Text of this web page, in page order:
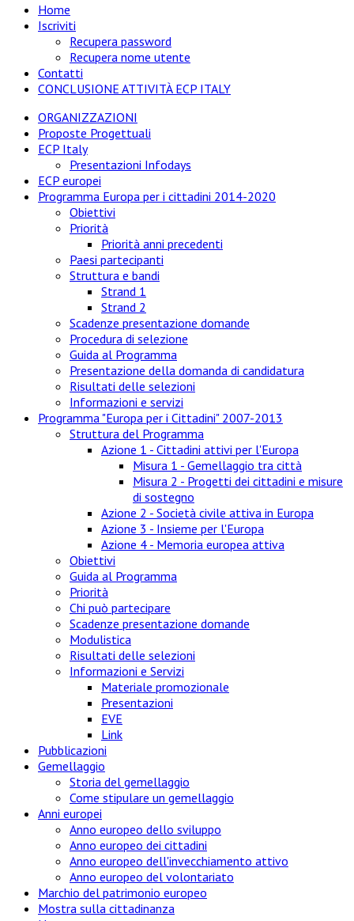
Home
Iscriviti
Recupera password
Recupera nome utente
Contatti
CONCLUSIONE ATTIVITÀ ECP ITALY
ORGANIZZAZIONI
Proposte Progettuali
ECP Italy
Presentazioni Infodays
ECP europei
Programma Europa per i cittadini 2014-2020
Obiettivi
Priorità
Priorità anni precedenti
Paesi partecipanti
Struttura e bandi
Strand 1
Strand 2
Scadenze presentazione domande
Procedura di selezione
Guida al Programma
Presentazione della domanda di candidatura
Risultati delle selezioni
Informazioni e servizi
Programma "Europa per i Cittadini" 2007-2013
Struttura del Programma
Azione 1 - Cittadini attivi per l'Europa
Misura 1 - Gemellaggio tra città
Misura 2 - Progetti dei cittadini e misure
di sostegno
Azione 2 - Società civile attiva in Europa
Azione 3 - Insieme per l'Europa
Azione 4 - Memoria europea attiva
Obiettivi
Guida al Programma
Priorità
Chi può partecipare
Scadenze presentazione domande
Modulistica
Risultati delle selezioni
Informazioni e Servizi
Materiale promozionale
Presentazioni
EVE
Link
Pubblicazioni
Gemellaggio
Storia del gemellaggio
Come stipulare un gemellaggio
Anni europei
Anno europeo dello sviluppo
Anno europeo dei cittadini
Anno europeo dell'invecchiamento attivo
Anno europeo del volontariato
Marchio del patrimonio europeo
Mostra sulla cittadinanza